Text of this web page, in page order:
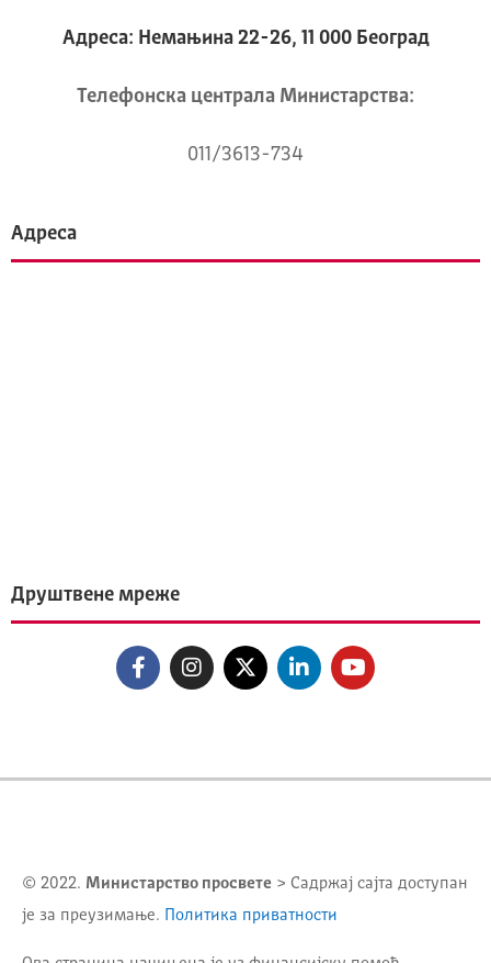
Адреса: Немањина 22-26, 11 000 Београд
Телeфонска централа Mинистарства:
011/3613-734
Адреса
Друштвене мреже
© 2022. Министарство просвете > Садржај сајта доступан
је за преузимање.
Политика приватности